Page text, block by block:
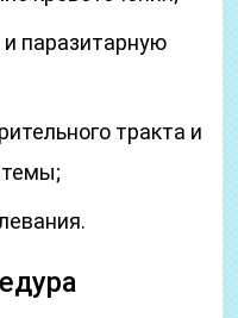
паразитарную
тракта и